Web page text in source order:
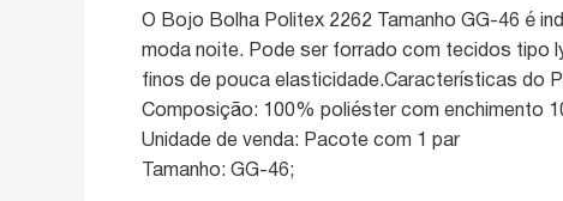
O Bojo Bolha Politex 2262 Tamanho GG-46 é
moda noite. Pode ser forrado com tecidos tipo
finos de pouca elasticidade.Características do
Composição: 100% poliéster com enchimento
Unidade de venda: Pacote com 1 par
Tamanho: GG-46;